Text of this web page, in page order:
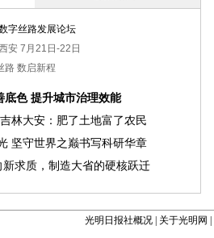
光明日报社概况 关于光明网